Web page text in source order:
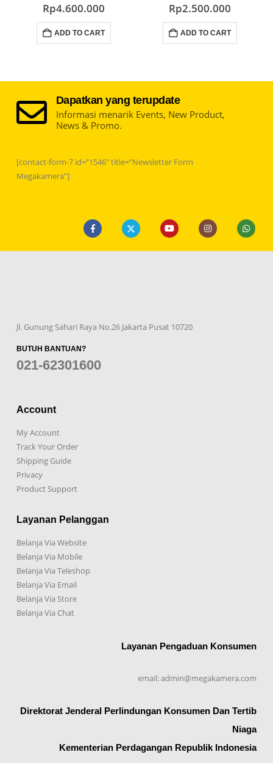
out of 5
Rp4.600.000
ADD TO CART
0out of 5
Rp2.500.000
ADD TO CART
Dapatkan yang terupdate
Informasi menarik Events, New Product,
News & Promo.
[contact-form-7 id=”1546″ title=”Newsletter Form
Megakamera”]
Jl. Gunung Sahari Raya No.26 Jakarta Pusat 10720
BUTUH BANTUAN?
021-62301600
Account
My Account
Track Your Order
Shipping Guide
Privacy
Product Support
Layanan Pelanggan
Belanja Via Website
Belanja Via Mobile
Belanja Via Teleshop
Belanja Via Email
Belanja Via Store
Belanja Via Chat
Layanan Pengaduan Konsumen
email: admin@megakamera.com
Direktorat Jenderal Perlindungan Konsumen Dan Tertib
Niaga
Kementerian Perdagangan Republik Indonesia